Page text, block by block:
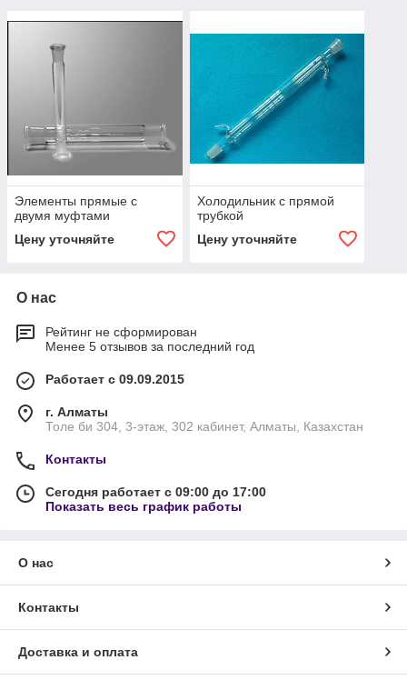
Элементы прямые с
двумя муфтами
Цену уточняйте
Холодильник с прямой
трубкой
Цену уточняйте
О нас
Рейтинг не сформирован
Менее 5 отзывов за последний год
Работает с 09.09.2015
г. Алматы
Толе би 304, 3-этаж, 302 кабинет, Алматы, Казахстан
Контакты
Сегодня работает с 09:00 до 17:00
Показать весь график работы
О нас
Контакты
Доставка и оплата